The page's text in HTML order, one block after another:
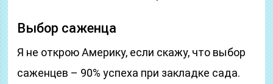
Выбор саженца
Я не открою Америку, если скажу, что выбор
саженцев – 90% успеха при закладке сада.